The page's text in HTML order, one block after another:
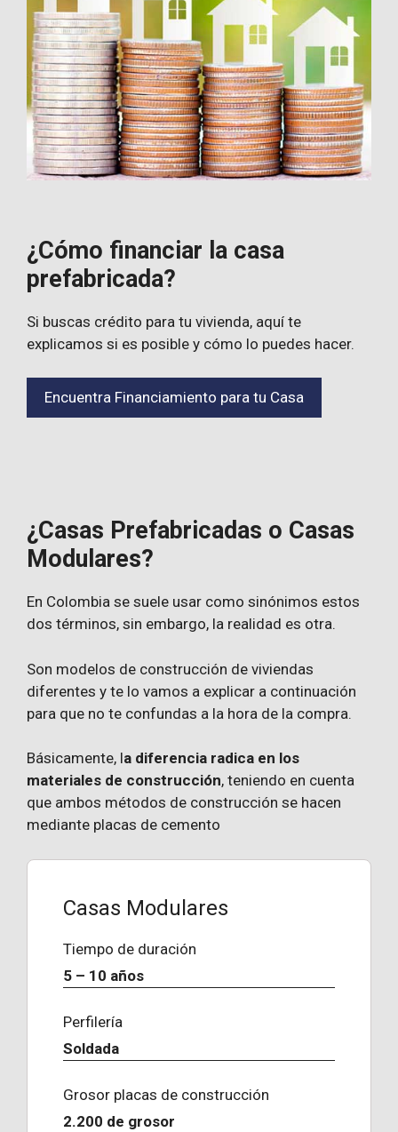
¿Cómo financiar la casa
prefabricada?
Si buscas crédito para tu vivienda, aquí te
explicamos si es posible y cómo lo puedes hacer.
Encuentra Financiamiento para tu Casa
¿Casas Prefabricadas o Casas
Modulares?
En Colombia se suele usar como sinónimos estos
dos términos, sin embargo, la realidad es otra.
Son modelos de construcción de viviendas
diferentes y te lo vamos a explicar a continuación
para que no te confundas a la hora de la compra.
Básicamente, la diferencia radica en los
materiales de construcción, teniendo en cuenta
que ambos métodos de construcción se hacen
mediante placas de cemento
Casas Modulares
Tiempo de duración
5 – 10 años
Perfilería
Soldada
Grosor placas de construcción
2.200 de grosor